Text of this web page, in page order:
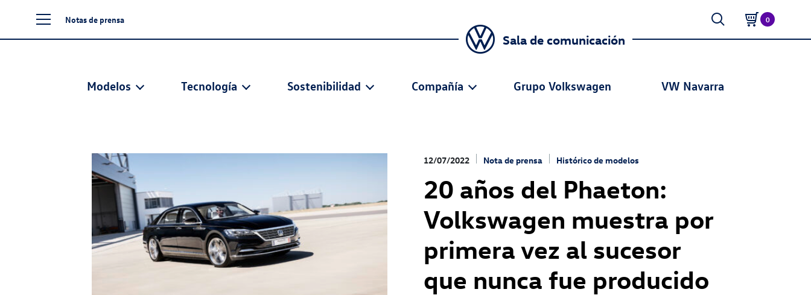
Notas de prensa 0
Sala de comunicación
Modelos Tecnología Sostenibilidad Compañía Grupo Volkswagen VW Navarra
12/07/2022 Nota de prensa Histórico de modelos
20 años del Phaeton:
Volkswagen muestra por
primera vez al sucesor
que nunca fue producido